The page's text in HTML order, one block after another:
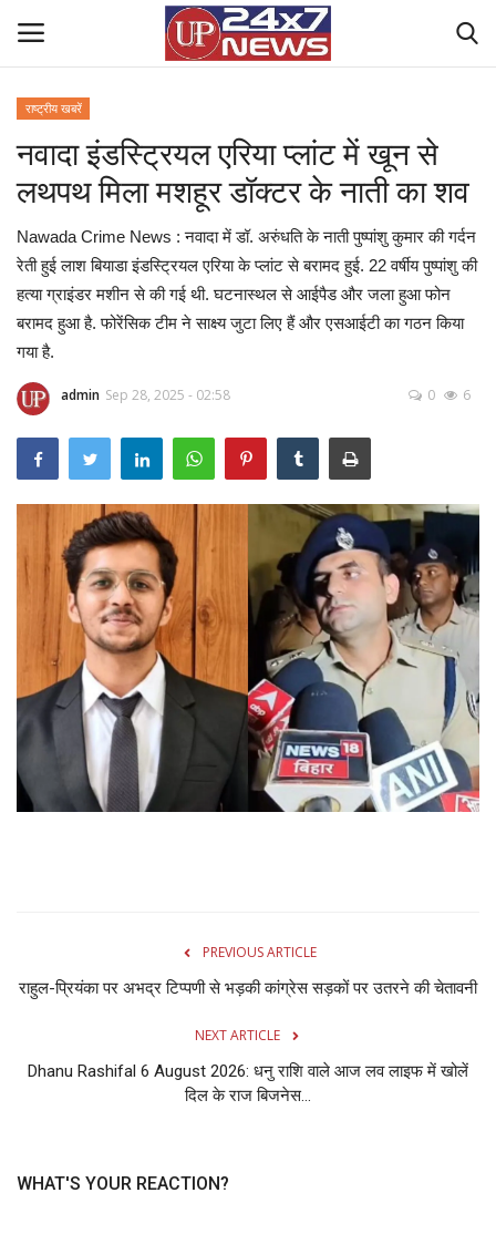
Home
Contact Us
राष्ट्रीय खबरें
उत्तर प्रदेश
बिज़नेस
क्राइम
Gallery
क्रिकेट
अजब गज़ब
टीवी
करियर
राष्ट्रीय खबरें
नवादा इंडस्ट्रियल एरिया प्लांट में खून से
लथपथ मिला मशहूर डॉक्टर के नाती का शव
Nawada Crime News : नवादा में डॉ. अरुंधति के नाती पुष्पांशु कुमार की गर्दन
रेती हुई लाश बियाडा इंडस्ट्रियल एरिया के प्लांट से बरामद हुई. 22 वर्षीय पुष्पांशु की
हत्या ग्राइंडर मशीन से की गई थी. घटनास्थल से आईपैड और जला हुआ फोन
बरामद हुआ है. फोरेंसिक टीम ने साक्ष्य जुटा लिए हैं और एसआईटी का गठन किया
गया है.
admin Sep 28, 2025 - 02:58 0 6
PREVIOUS ARTICLE
राहुल-प्रियंका पर अभद्र टिप्पणी से भड़की कांग्रेस सड़कों पर उतरने की चेतावनी
NEXT ARTICLE
Dhanu Rashifal 6 August 2026: धनु राशि वाले आज लव लाइफ में खोलें
दिल के राज बिजनेस...
WHAT'S YOUR REACTION?